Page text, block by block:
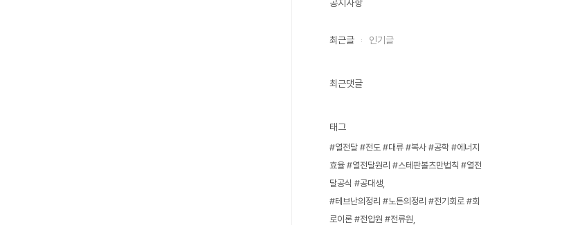
공지사항
최근글 인기글
최근댓글
태그
#열전달 #전도 #대류 #복사 #공학 #에너지
효율 #열전달원리 #스테판볼츠만법칙 #열전
달공식 #공대생
#테브난의정리 #노튼의정리 #전기회로 #회
로이론 #전압원 #전류원